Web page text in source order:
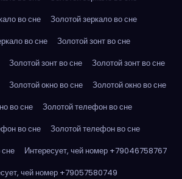
во сне
Золотой зеркало во сне
во сне
Золотой зонт во сне
Золотой зонт во сне
Золотой зонт во сне
Золотой окно во сне
Золотой окно во сне
во сне
Золотой телефон во сне
во сне
Золотой телефон во сне
Интересует, чей номер +79046758767
чей номер +79057580749